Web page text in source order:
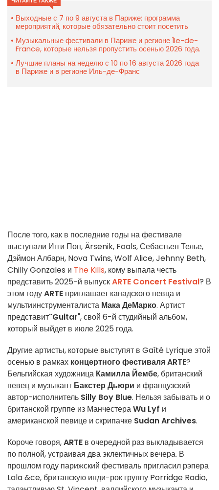
Выходные с 7 по 9 августа в Париже: программа
мероприятий, которые обязательно стоит посетить
Музыкальные фестивали в Париже и регионе Île-de-
France, которые нельзя пропустить осенью 2026 года.
Лучшие планы на неделю с 10 по 16 августа 2026 года
в Париже и в регионе Иль-де-Франс
После того, как в последние годы на фестивале
выступали Игги Поп, Ärsenik, Foals, Себастьен Телье,
Дэймон Албарн, Nova Twins, Wolf Alice, Jehnny Beth,
Chilly Gonzales и The Kills, кому выпала честь
представить 2025-й выпускARTE Concert Festival? В
этом годуARTE приглашает канадского певца и
мультиинструменталиста Мака ДеМарко. Артист
представит"Guitar", свой 6-й студийный альбом,
который выйдет в июле 2025 года.
Другие артисты, которые выступят в Gaîté Lyrique этой
осенью в рамках концертного фестиваля ARTE?
Бельгийская художница Камилла Йембе, британский
певец и музыкант Бакстер Дьюри и французский
автор-исполнитель Silly Boy Blue. Нельзя забывать и о
британской группе из МанчестераWu Lyf и
американской певице и скрипачке Sudan Archives.
Короче говоря,ARTE в очередной раз выкладывается
по полной, устраивая два эклектичных вечера. В
прошлом году парижский фестиваль пригласил рэпера
Lala &ce, британскую инди-рок группу Porridge Radio,